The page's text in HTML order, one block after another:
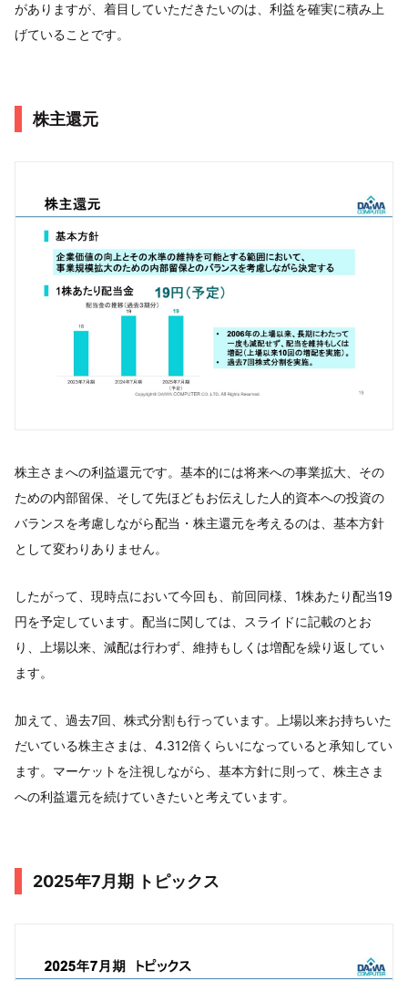
がありますが、着目していただきたいのは、利益を確実に積み上
げていることです。
株主還元
株主さまへの利益還元です。基本的には将来への事業拡大、その
ための内部留保、そして先ほどもお伝えした人的資本への投資の
バランスを考慮しながら配当・株主還元を考えるのは、基本方針
として変わりありません。
したがって、現時点において今回も、前回同様、1株あたり配当19
円を予定しています。配当に関しては、スライドに記載のとお
り、上場以来、減配は行わず、維持もしくは増配を繰り返してい
ます。
加えて、過去7回、株式分割も行っています。上場以来お持ちいた
だいている株主さまは、4.312倍くらいになっていると承知してい
ます。マーケットを注視しながら、基本方針に則って、株主さま
への利益還元を続けていきたいと考えています。
2025年7月期 トピックス